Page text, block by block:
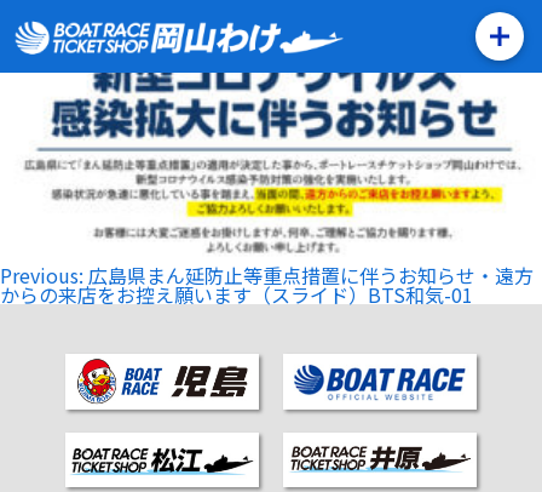
広島県まん延防止等重点措置に伴うお知らせ・遠方からの来店
をお控え願います（スライド）BTS和気-01
投
稿
ナ
Previous: 広島県まん延防止等重点措置に伴うお知らせ・遠方
からの来店をお控え願います（スライド）BTS和気-01